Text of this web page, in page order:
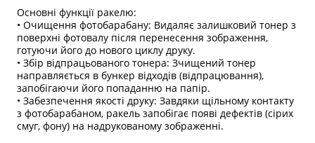
Основні функції ракелю:
• Очищення фотобарабану: Видаляє залишковий тонер з
поверхні фотовалу після перенесення зображення,
готуючи його до нового циклу друку.
• Збір відпрацьованого тонера: Зчищений тонер
направляється в бункер відходів (відпрацювання),
запобігаючи його попаданню на папір.
• Забезпечення якості друку: Завдяки щільному контакту
з фотобарабаном, ракель запобігає появі дефектів (сірих
смуг, фону) на надрукованому зображенні.